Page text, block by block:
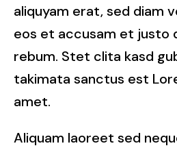
aliquyam erat, sed diam
eos et accusam et justo
rebum. Stet clita kasd
takimata sanctus est
amet.
Aliquam laoreet sed